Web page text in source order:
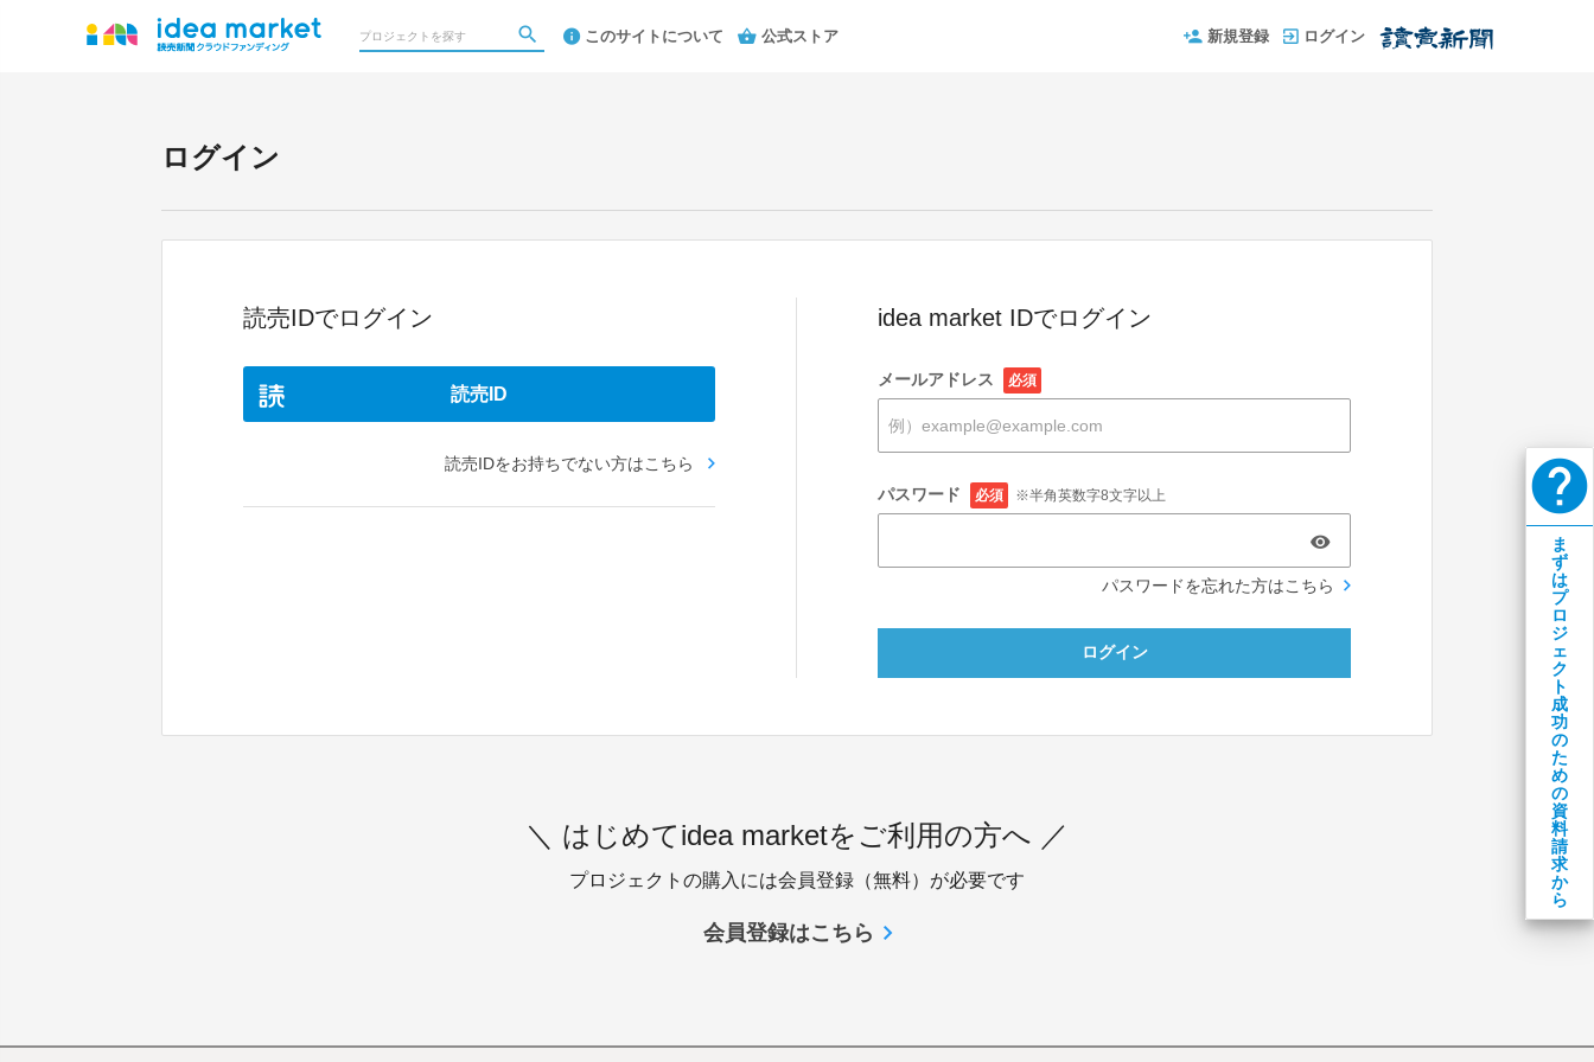
このサイトについて 公式ストア 新規登録 ログイン
ログイン
読売IDでログイン
読売ID
読売IDをお持ちでない方はこちら
idea market IDでログイン
メールアドレス 必須
パスワード 必須 ※半角英数字8文字以上
パスワードを忘れた方はこちら
ログイン
＼ はじめてidea marketをご利用の方へ ／
プロジェクトの購入には会員登録（無料）が必要です
会員登録はこちら
help
ま
ず
は
プ
ロ
ジ
ェ
ク
ト
成
功
の
た
め
の
資
料
請
求
か
ら